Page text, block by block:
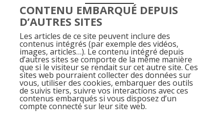
CONTENU EMBARQUÉ DEPUIS
D’AUTRES SITES
Les articles de ce site peuvent inclure des
contenus intégrés (par exemple des vidéos,
images, articles…). Le contenu intégré depuis
d’autres sites se comporte de la même manière
que si le visiteur se rendait sur cet autre site. Ces
sites web pourraient collecter des données sur
vous, utiliser des cookies, embarquer des outils
de suivis tiers, suivre vos interactions avec ces
contenus embarqués si vous disposez d’un
compte connecté sur leur site web.